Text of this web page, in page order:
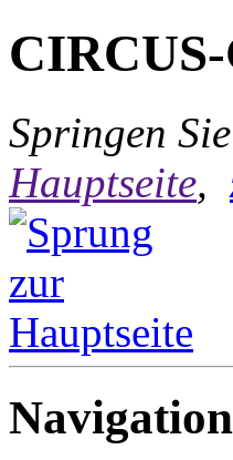
Springen
Hauptseite,